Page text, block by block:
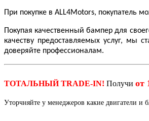
При покупке в ALL4Motors, покупатель
Покупая качественный бампер для
качеству предоставляемых услуг, мы
доверяйте профессионалам.
ТОТАЛЬНЫЙ TRADE-IN! Получи от
Уторчняйте у менеджеров какие двигатели